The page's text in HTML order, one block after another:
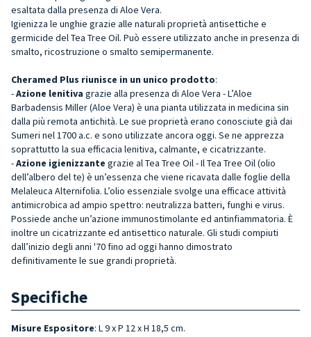
esaltata dalla presenza di Aloe Vera.
Igienizza le unghie grazie alle naturali proprietà antisettiche e
germicide del Tea Tree Oil. Può essere utilizzato anche in presenza di
smalto, ricostruzione o smalto semipermanente.
Cheramed Plus riunisce in un unico prodotto:
-Azione lenitiva grazie alla presenza di Aloe Vera - L’Aloe
Barbadensis Miller (Aloe Vera) è una pianta utilizzata in medicina sin
dalla più remota antichità. Le sue proprietà erano conosciute già dai
Sumeri nel 1700 a.c. e sono utilizzate ancora oggi. Se ne apprezza
soprattutto la sua efficacia lenitiva, calmante, e cicatrizzante.
-Azione igienizzante grazie al Tea Tree Oil - Il Tea Tree Oil (olio
dell’albero del te) è un’essenza che viene ricavata dalle foglie della
Melaleuca Alternifolia. L’olio essenziale svolge una efficace attività
antimicrobica ad ampio spettro: neutralizza batteri, funghi e virus.
Possiede anche un’azione immunostimolante ed antinfiammatoria. È
inoltre un cicatrizzante ed antisettico naturale. Gli studi compiuti
dall’inizio degli anni '70 fino ad oggi hanno dimostrato
definitivamente le sue grandi proprietà.
Specifiche
Misure Espositore: L 9 x P 12 x H 18,5 cm.